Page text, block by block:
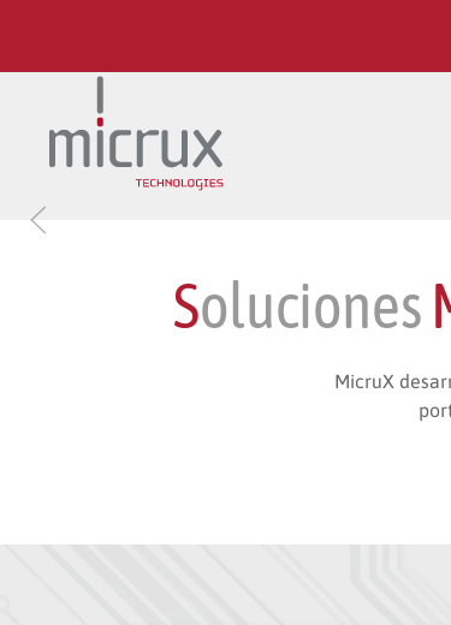
Ir al contenido principal
Soluciones
MicruX